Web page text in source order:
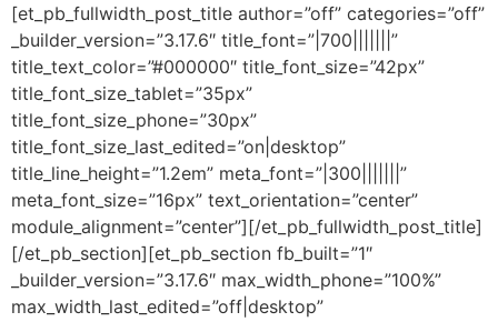
[et_pb_fullwidth_post_title author=”off” categories=”off”
_builder_version=”3.17.6″ title_font=”|700|||||||”
title_text_color=”#000000″ title_font_size=”42px”
title_font_size_tablet=”35px”
title_font_size_phone=”30px”
title_font_size_last_edited=”on|desktop”
title_line_height=”1.2em” meta_font=”|300|||||||”
meta_font_size=”16px” text_orientation=”center”
module_alignment=”center”][/et_pb_fullwidth_post_title]
[/et_pb_section][et_pb_section fb_built=”1″
_builder_version=”3.17.6″ max_width_phone=”100%”
max_width_last_edited=”off|desktop”